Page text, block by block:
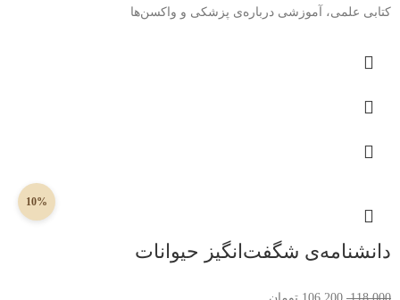
کتابی علمی، آموزشی درباره‌ی پزشکی و واکسن‌ها
10%
دانشنامه‌ی شگفت‌انگیز حیوانات